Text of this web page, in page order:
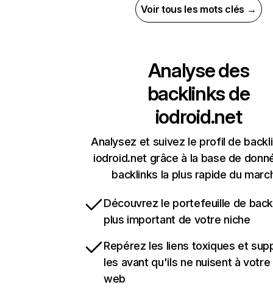
Voir tous les mots clés →
Analyse des
backlinks de
iodroid.net
Analysez et suivez le profil de
iodroid.net grâce à la base de
backlinks la plus rapide du
Découvrez le portefeuille de
plus important de votre niche
Repérez les liens toxiques et
les avant qu'ils ne nuisent à
web